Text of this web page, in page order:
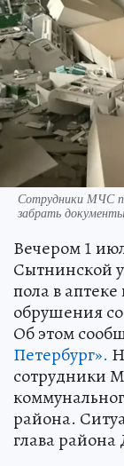
Сотрудники МЧС
забрать
Вечером 1
Сытнинской
пола в
обрушения
Об этом
Петербург».
сотрудники
района.
глава